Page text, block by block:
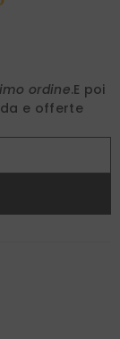
ordine.E poi
e offerte